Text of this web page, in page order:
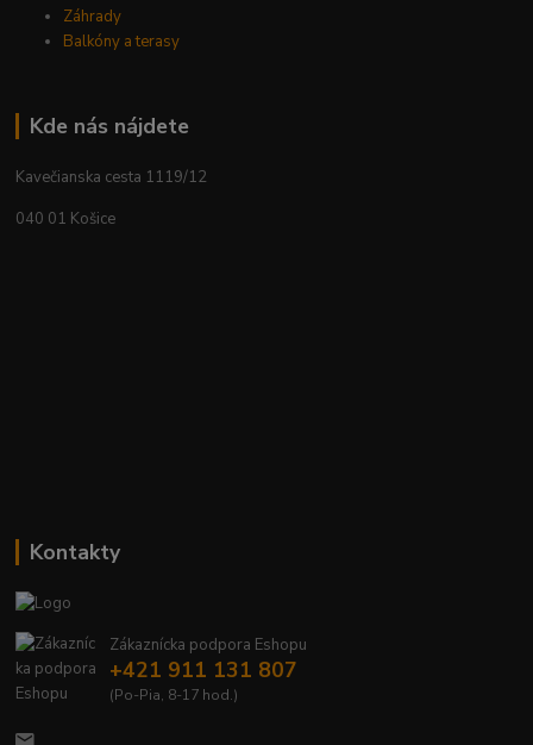
Záhrady
Balkóny a terasy
Kde nás nájdete
Kavečianska cesta 1119/12
040 01 Košice
Kontakty
Zákaznícka podpora Eshopu
+421 911 131 807
(Po-Pia, 8-17 hod.)